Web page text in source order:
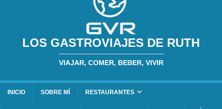
LOS GASTROVIAJES DE RUTH
VIAJAR, COMER, BEBER, VIVIR
INICIO SOBRE MÍ RESTAURANTES